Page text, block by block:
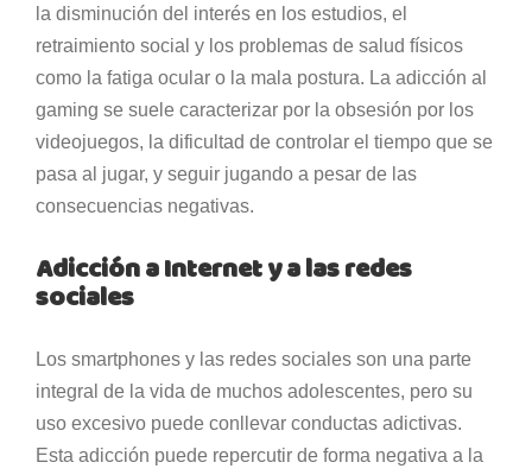
la disminución del interés en los estudios, el
retraimiento social y los problemas de salud físicos
como la fatiga ocular o la mala postura. La adicción al
gaming se suele caracterizar por la obsesión por los
videojuegos, la dificultad de controlar el tiempo que se
pasa al jugar, y seguir jugando a pesar de las
consecuencias negativas.
Adicción a Internet y a las redes
sociales
Los smartphones y las redes sociales son una parte
integral de la vida de muchos adolescentes, pero su
uso excesivo puede conllevar conductas adictivas.
Esta adicción puede repercutir de forma negativa a la